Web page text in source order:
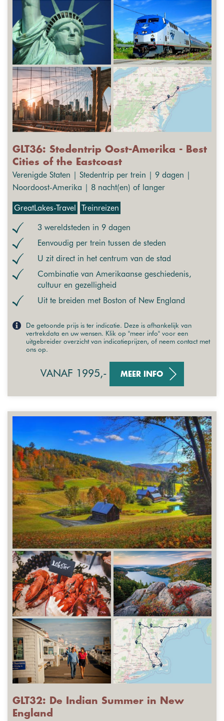
GLT36: Stedentrip Oost-Amerika - Best
Cities of the Eastcoast
Verenigde Staten | Stedentrip per trein | 9 dagen |
Noordoost-Amerika | 8 nacht(en) of langer
GreatLakes-Travel Treinreizen
3 wereldsteden in 9 dagen
Eenvoudig per trein tussen de steden
U zit direct in het centrum van de stad
Combinatie van Amerikaanse geschiedenis,
cultuur en gezelligheid
Uit te breiden met Boston of New England
De getoonde prijs is ter indicatie. Deze is afhankelijk van
vertrekdata en uw wensen. Klik op "meer info" voor een
uitgebreider overzicht van indicatieprijzen, of neem contact met
ons op.
VANAF 1995,- MEER INFO
GLT32: De Indian Summer in New
England